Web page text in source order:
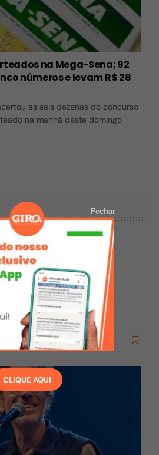
na Mega-Sena; 92
números e levam R$ 28
as seis dezenas do concurso
na manhã deste domingo
show
Iguaba
05/2025
CLIQUE AQUI
Fechar